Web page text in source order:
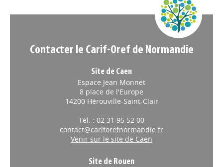
Contacter le Carif-Oref de Normandie
Site de Caen
Espace Jean Monnet
8 place de l'Europe
14200 Hérouville-Saint-Clair
Tél. : 02 31 95 52 00
contact@cariforefnormandie.fr
Venir sur le site de Caen
Site de Rouen